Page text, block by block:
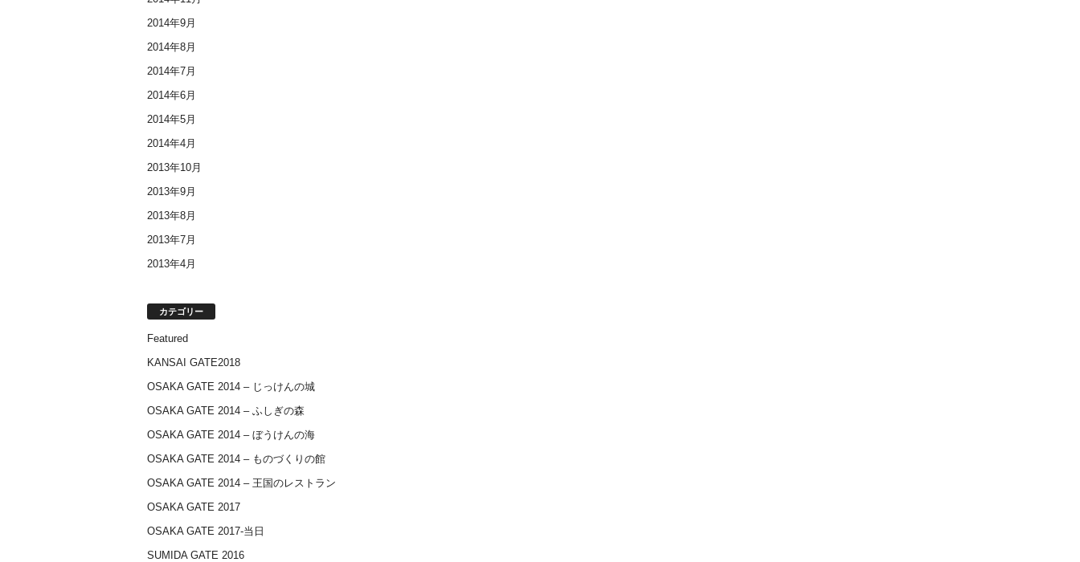
2014年9月
2014年8月
2014年7月
2014年6月
2014年5月
2014年4月
2013年10月
2013年9月
2013年8月
2013年7月
2013年4月
カテゴリー
Featured
KANSAI GATE2018
OSAKA GATE 2014 – じっけんの城
OSAKA GATE 2014 – ふしぎの森
OSAKA GATE 2014 – ぼうけんの海
OSAKA GATE 2014 – ものづくりの館
OSAKA GATE 2014 – 王国のレストラン
OSAKA GATE 2017
OSAKA GATE 2017-当日
SUMIDA GATE 2016